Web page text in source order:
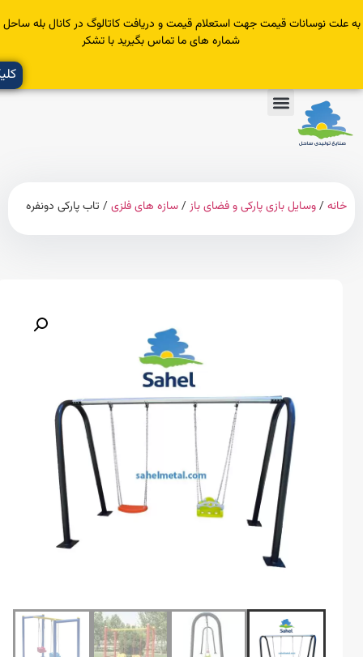
قیمت جهت استعلام قیمت و دریافت کاتالوگ در کانال بله ساحل عضو یا با
شماره های ما تماس بگیرید با تشکر
کلیک کنید
وسایل بازی پارکی و فضای باز/سازه های فلزی / تاب پارکی دونفره